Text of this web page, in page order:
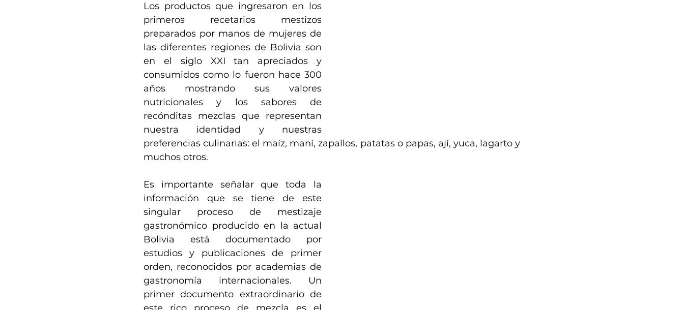
Los productos que ingresaron en los
primeros recetarios mestizos
preparados por manos de mujeres de
las diferentes regiones de Bolivia son
en el siglo XXI tan apreciados y
consumidos como lo fueron hace 300
años mostrando sus valores
nutricionales y los sabores de
recónditas mezclas que representan
nuestra identidad y nuestras
preferencias culinarias: el maíz, maní, zapallos, patatas o papas, ají, yuca, lagarto y
muchos otros.
Es importante señalar que toda la
información que se tiene de este
singular proceso de mestizaje
gastronómico producido en la actual
Bolivia está documentado por
estudios y publicaciones de primer
orden, reconocidos por academias de
gastronomía internacionales. Un
primer documento extraordinario de